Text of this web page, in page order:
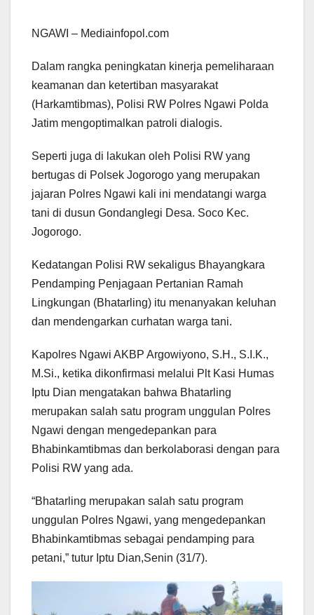
NGAWI – Mediainfopol.com
Dalam rangka peningkatan kinerja pemeliharaan
keamanan dan ketertiban masyarakat
(Harkamtibmas), Polisi RW Polres Ngawi Polda
Jatim mengoptimalkan patroli dialogis.
Seperti juga di lakukan oleh Polisi RW yang
bertugas di Polsek Jogorogo yang merupakan
jajaran Polres Ngawi kali ini mendatangi warga
tani di dusun Gondanglegi Desa. Soco Kec.
Jogorogo.
Kedatangan Polisi RW sekaligus Bhayangkara
Pendamping Penjagaan Pertanian Ramah
Lingkungan (Bhatarling) itu menanyakan keluhan
dan mendengarkan curhatan warga tani.
Kapolres Ngawi AKBP Argowiyono, S.H., S.I.K.,
M.Si., ketika dikonfirmasi melalui Plt Kasi Humas
Iptu Dian mengatakan bahwa Bhatarling
merupakan salah satu program unggulan Polres
Ngawi dengan mengedepankan para
Bhabinkamtibmas dan berkolaborasi dengan para
Polisi RW yang ada.
“Bhatarling merupakan salah satu program
unggulan Polres Ngawi, yang mengedepankan
Bhabinkamtibmas sebagai pendamping para
petani,” tutur Iptu Dian,Senin (31/7).